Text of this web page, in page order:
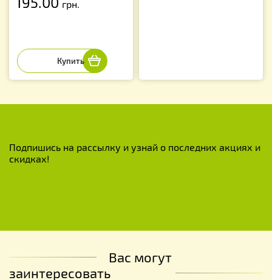
грн.
Подпишись на рассылку и узнай о последних акциях и
скидках!
Вас могут
заинтересовать